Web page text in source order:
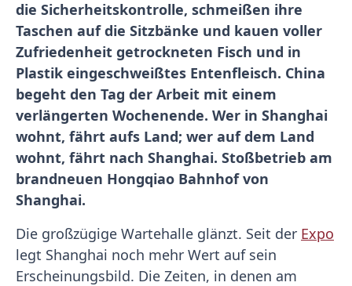
die Sicherheitskontrolle, schmeißen ihre
Taschen auf die Sitzbänke und kauen voller
Zufriedenheit getrockneten Fisch und in
Plastik eingeschweißtes Entenfleisch. China
begeht den Tag der Arbeit mit einem
verlängerten Wochenende. Wer in Shanghai
wohnt, fährt aufs Land; wer auf dem Land
wohnt, fährt nach Shanghai. Stoßbetrieb am
brandneuen Hongqiao Bahnhof von
Shanghai.
Die großzügige Wartehalle glänzt. Seit der Expo
legt Shanghai noch mehr Wert auf sein
Erscheinungsbild. Die Zeiten, in denen am